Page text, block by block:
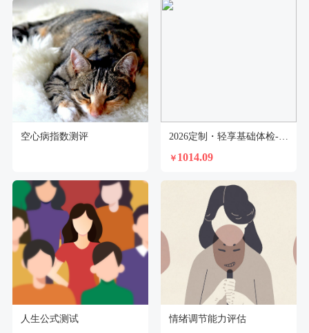
空心病指数测评 2026定制・轻享基础体检-未婚女
￥ 1014.09
人生公式测试 情绪调节能力评估